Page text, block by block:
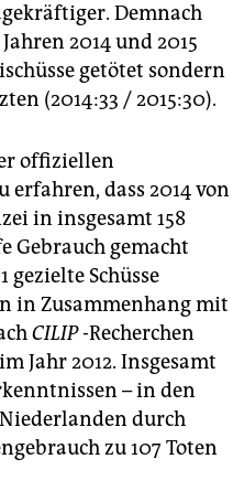
Demnach
2014 und 2015
getötet sondern
(2014:33 / 2015:30).
offiziellen
erfahren, dass 2014 von
in insgesamt 158
Gebrauch gemacht
gezielte Schüsse
in Zusammenhang mit
CILIP-Recherchen
Jahr 2012. Insgesamt
– in den
Niederlanden durch
zu 107 Toten